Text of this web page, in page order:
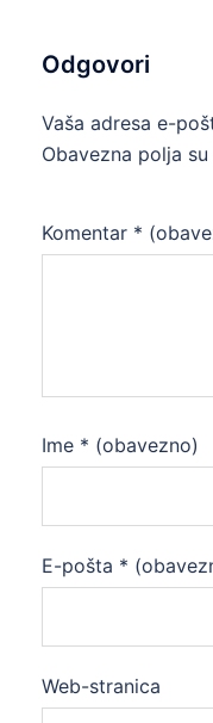
Odgovori
Vaša adresa e-
Obavezna polja
Komentar *
Ime * (obavezno)
E-pošta *
Web-stranica